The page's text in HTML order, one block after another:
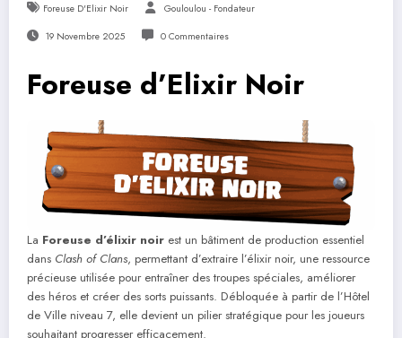
Foreuse D'Elixir Noir Gouloulou - Fondateur
19 Novembre 2025 0 Commentaires
Foreuse d’Elixir Noir
La Foreuse d’élixir noir est un bâtiment de production essentiel
dans Clash of Clans, permettant d’extraire l’élixir noir, une ressource
précieuse utilisée pour entraîner des troupes spéciales, améliorer
des héros et créer des sorts puissants. Débloquée à partir de l’Hôtel
de Ville niveau 7, elle devient un pilier stratégique pour les joueurs
souhaitant progresser efficacement.